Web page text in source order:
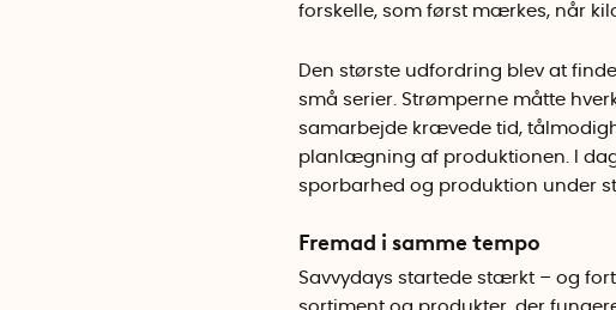
forskelle, som først mærkes, når
Den største udfordring blev at
små serier. Strømperne måtte
samarbejde krævede tid,
planlægning af produktionen. I
sporbarhed og produktion under
Fremad i samme tempo
Savvydays startede stærkt – og